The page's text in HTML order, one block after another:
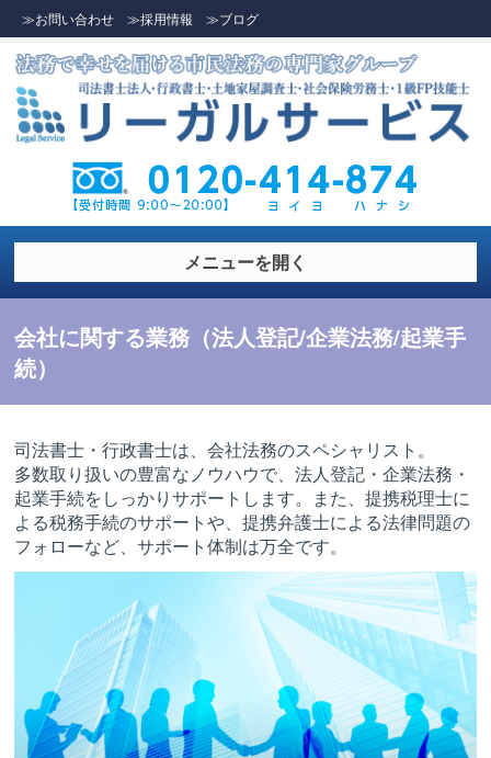
≫お問い合わせ ≫採用情報 ≫ブログ
メニューを開く
会社に関する業務（法人登記/企業法務/起業手
続）
司法書士・行政書士は、会社法務のスペシャリスト。
多数取り扱いの豊富なノウハウで、法人登記・企業法務・
起業手続をしっかりサポートします。また、提携税理士に
よる税務手続のサポートや、提携弁護士による法律問題の
フォローなど、サポート体制は万全です。